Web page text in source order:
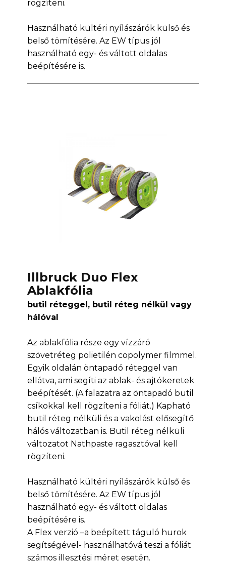
rögzíteni.
Használható kültéri nyílászárók külső és
belső tömítésére. Az EW típus jól
használható egy- és váltott oldalas
beépítésére is.
Illbruck Duo Flex
Ablakfólia
butil réteggel, butil réteg nélkül vagy
hálóval
Az ablakfólia része egy vízzáró
szövetréteg polietilén copolymer filmmel.
Egyik oldalán öntapadó réteggel van
ellátva, ami segíti az ablak- és ajtókeretek
beépítését. (A falazatra az öntapadó butil
csíkokkal kell rögzíteni a fóliát.) Kapható
butil réteg nélküli és a vakolást elősegítő
hálós változatban is. Butil réteg nélküli
változatot Nathpaste ragasztóval kell
rögzíteni.
Használható kültéri nyílászárók külső és
belső tömítésére. Az EW típus jól
használható egy- és váltott oldalas
beépítésére is.
A Flex verzió –a beépített táguló hurok
segítségével- használhatóvá teszi a fóliát
számos illesztési méret esetén.